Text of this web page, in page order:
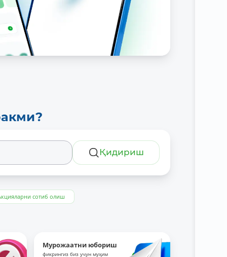
Қидириш
сотиб олиш
Мурожаатни юбориш
фикрингиз биз учун муҳим